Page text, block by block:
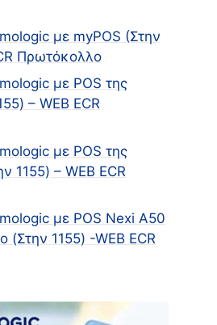
με myPOS (Στην
Πρωτόκολλο
με POS της
– WEB ECR
με POS της
1155) – WEB ECR
με POS Nexi A50
(Στην 1155) -WEB ECR